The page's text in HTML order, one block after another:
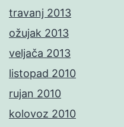
travanj 2013
ožujak 2013
veljača 2013
listopad 2010
rujan 2010
kolovoz 2010